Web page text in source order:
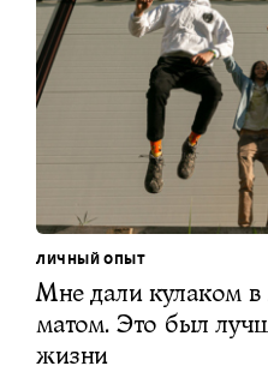
ЛИЧНЫЙ ОПЫТ
Мне дали кулаком
матом. Это был
жизни